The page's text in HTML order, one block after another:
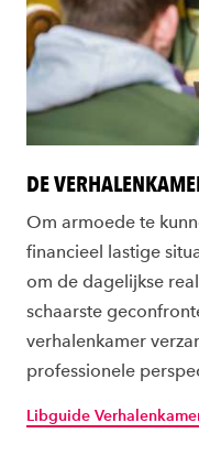
DE
Om armoede te
financieel lastige
om de dagelijkse
schaarste
verhalenkamer
professionele
Libguide